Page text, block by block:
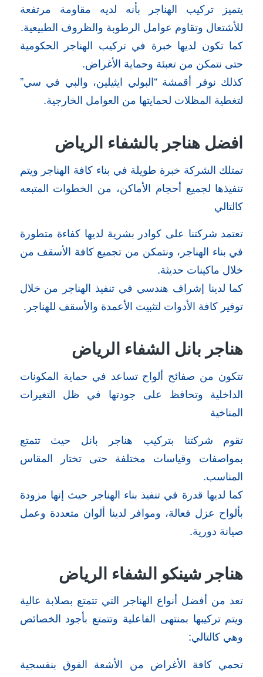
يتميز تركيب الهناجر بأنه لديه مقاومة مرتفعة
للأشتعال وتقاوم عوامل الرطوبة والظروف الطبيعية.
كما تكون لديها خبرة في تركيب الهناجر الحكومية
حتى نتمكن من تعبئة وحماية الأغراض.
كذلك نوفر أقمشة “البولي ايثيلين، والبي في سي”
لتغطية المظلات لحمايتها من العوامل الخارجية.
افضل هناجر بالشفاء الرياض
تمتلك الشركة خبرة طويلة في بناء كافة الهناجر ويتم
تنفيذها لجميع أحجام الأماكن، من الخطوات المتبعه
كالتالي
تعتمد شركتنا على كوادر بشرية لديها كفاءة متطورة
في بناء الهناجر، ونتمكن من تجميع كافة الأسقف من
خلال ماكينات حديثة.
كما لدينا إشراف هندسي في تنفيذ الهناجر من خلال
توفير كافة الأدوات لتثبيت الأعمدة والأسقف للهناجر.
هناجر بانل الشفاء الرياض
تتكون من صفائح ألواح تساعد في حماية المكونات
الداخلية وتحافظ على جودتها في ظل التغيرات
المناخية
تقوم شركتنا بتركيب هناجر بانل حيث تتمتع
بمواصفات وقياسات مختلفة حتى تختار المقاس
المناسب.
كما لديها قدرة في تنفيذ بناء الهناجر حيث إنها مزودة
بألواح عزل فعالة، وموافر لدينا ألوان متعددة وعمل
صيانة دورية.
هناجر شينكو الشفاء الرياض
تعد من أفضل أنواع الهناجر التي تتمتع بصلابة عالية
ويتم تركيبها بمنتهى الفاعلية وتتمتع بأجود الخصائص
وهي كالتالي:
تحمي كافة الأغراض من الأشعة الفوق بنفسجية